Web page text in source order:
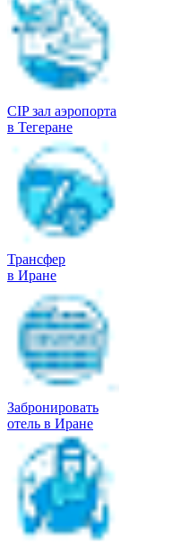
CIP зал аэропорта
в Тегеране
Трансфер
в Иране
Забронировать
отель в Иране